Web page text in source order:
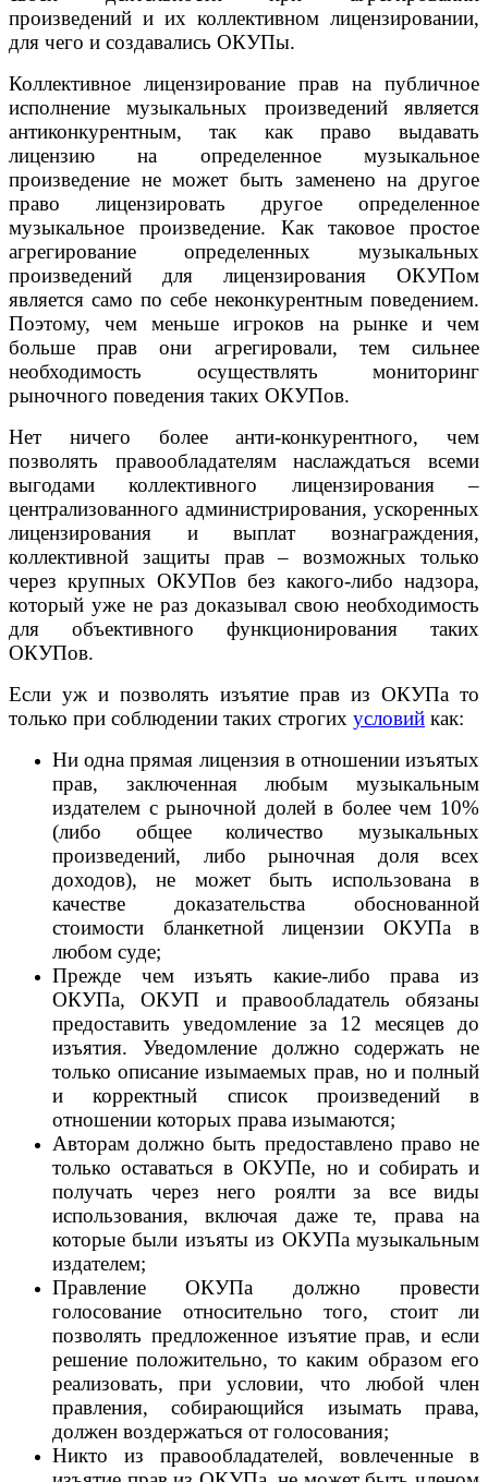
произведений и их коллективном лицензировании,
для чего и создавались ОКУПы.
Коллективное лицензирование прав на публичное
исполнение музыкальных произведений является
антиконкурентным, так как право выдавать
лицензию на определенное музыкальное
произведение не может быть заменено на другое
право лицензировать другое определенное
музыкальное произведение. Как таковое простое
агрегирование определенных музыкальных
произведений для лицензирования ОКУПом
является само по себе неконкурентным поведением.
Поэтому, чем меньше игроков на рынке и чем
больше прав они агрегировали, тем сильнее
необходимость осуществлять мониторинг
рыночного поведения таких ОКУПов.
Нет ничего более анти-конкурентного, чем
позволять правообладателям наслаждаться всеми
выгодами коллективного лицензирования –
централизованного администрирования, ускоренных
лицензирования и выплат вознаграждения,
коллективной защиты прав – возможных только
через крупных ОКУПов без какого-либо надзора,
который уже не раз доказывал свою необходимость
для объективного функционирования таких
ОКУПов.
Если уж и позволять изъятие прав из ОКУПа то
только при соблюдении таких строгих условий как:
Ни одна прямая лицензия в отношении изъятых
прав, заключенная любым музыкальным
издателем с рыночной долей в более чем 10%
(либо общее количество музыкальных
произведений, либо рыночная доля всех
доходов), не может быть использована в
качестве доказательства обоснованной
стоимости бланкетной лицензии ОКУПа в
любом суде;
Прежде чем изъять какие-либо права из
ОКУПа, ОКУП и правообладатель обязаны
предоставить уведомление за 12 месяцев до
изъятия. Уведомление должно содержать не
только описание изымаемых прав, но и полный
и корректный список произведений в
отношении которых права изымаются;
Авторам должно быть предоставлено право не
только оставаться в ОКУПе, но и собирать и
получать через него роялти за все виды
использования, включая даже те, права на
которые были изъяты из ОКУПа музыкальным
издателем;
Правление ОКУПа должно провести
голосование относительно того, стоит ли
позволять предложенное изъятие прав, и если
решение положительно, то каким образом его
реализовать, при условии, что любой член
правления, собирающийся изымать права,
должен воздержаться от голосования;
Никто из правообладателей, вовлеченные в